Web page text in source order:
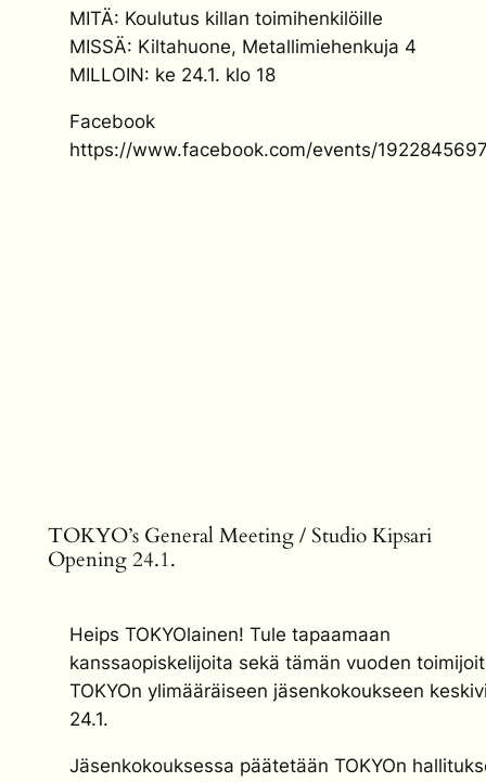
MITÄ: Koulutus killan toimihenkilöille
MISSÄ: Kiltahuone, Metallimiehenkuja 4
MILLOIN: ke 24.1. klo 18
Facebook
https://www.facebook.com/events/
TOKYO’s General Meeting / Studio Kipsari
Opening 24.1.
Heips TOKYOlainen! Tule tapaamaan
kanssaopiskelijoita sekä tämän vuoden
TOKYOn ylimääräiseen jäsenkokoukseen
24.1.
Jäsenkokouksessa päätetään TOKYOn